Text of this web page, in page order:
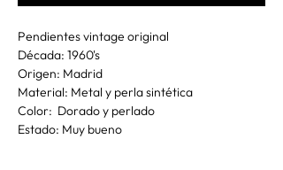
Pendientes vintage original
Década: 1960's
Origen: Madrid
Material: Metal y perla sintética
Color: Dorado y perlado
Estado: Muy bueno